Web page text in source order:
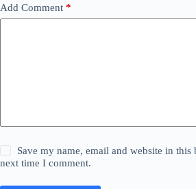
Add Comment *
Save my name, email and website in this
next time I comment.